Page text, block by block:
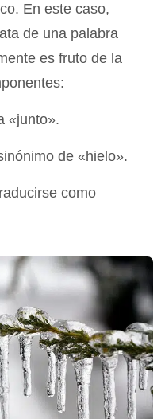
En este caso,
de una palabra
es fruto de la
«junto».
de «hielo».
como